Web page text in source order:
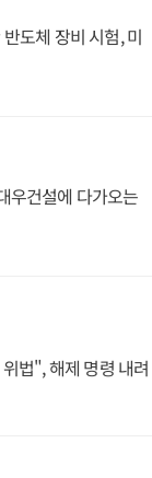
도체 장비 시험, 미
우건설에 다가오는
법", 해제 명령 내려